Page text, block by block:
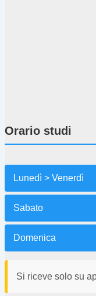
Orario studi
Lunedì > Venerdì
Sabato
Domenica
Si riceve solo su